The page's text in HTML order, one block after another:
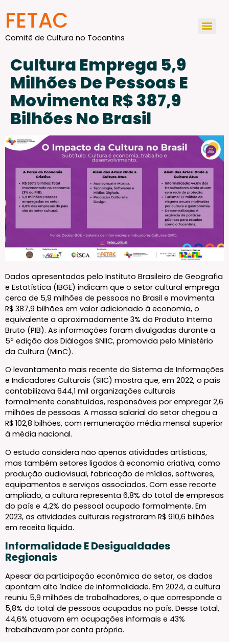
FETAC
Comitê de Cultura no Tocantins
Cultura Emprega 5,9
Milhões De Pessoas E
Movimenta R$ 387,9
Bilhões No Brasil
Dados apresentados pelo Instituto Brasileiro de Geografia
e Estatística (IBGE) indicam que o setor cultural emprega
cerca de 5,9 milhões de pessoas no Brasil e movimenta
R$ 387,9 bilhões em valor adicionado à economia, o
equivalente a aproximadamente 3% do Produto Interno
Bruto (PIB). As informações foram divulgadas durante a
5ª edição dos Diálogos SNIIC, promovida pelo Ministério
da Cultura (MinC).
O levantamento mais recente do Sistema de Informações
e Indicadores Culturais (SIIC) mostra que, em 2022, o país
contabilizava 644,1 mil organizações culturais
formalmente constituídas, responsáveis por empregar 2,6
milhões de pessoas. A massa salarial do setor chegou a
R$ 102,8 bilhões, com remuneração média mensal superior
à média nacional.
O estudo considera não apenas atividades artísticas,
mas também setores ligados à economia criativa, como
produção audiovisual, fabricação de mídias, softwares,
equipamentos e serviços associados. Com esse recorte
ampliado, a cultura representa 6,8% do total de empresas
do país e 4,2% do pessoal ocupado formalmente. Em
2023, as atividades culturais registraram R$ 910,6 bilhões
em receita líquida.
Informalidade E Desigualdades
Regionais
Apesar da participação econômica do setor, os dados
apontam alto índice de informalidade. Em 2024, a cultura
reuniu 5,9 milhões de trabalhadores, o que corresponde a
5,8% do total de pessoas ocupadas no país. Desse total,
44,6% atuavam em ocupações informais e 43%
trabalhavam por conta própria.